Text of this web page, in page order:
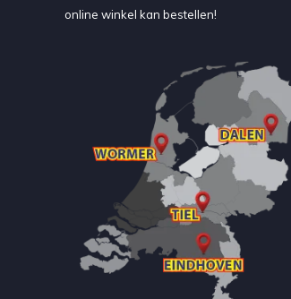
online winkel kan bestellen!